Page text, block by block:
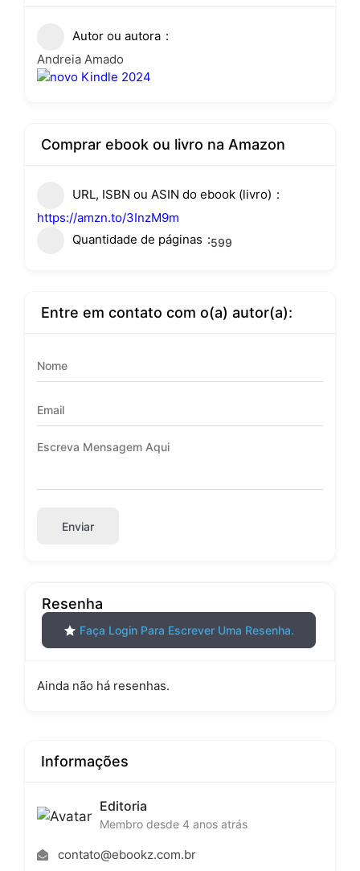
Autor ou autora
Andreia Amado
Comprar ebook ou livro na Amazon
URL, ISBN ou ASIN do ebook (livro)
https://amzn.to/3InzM9m
Quantidade de páginas
599
Entre em contato com o(a) autor(a):
Enviar
Resenha
Faça Login Para Escrever Uma Resenha.
Ainda não há resenhas.
Informações
Editoria
Membro desde 4 anos atrás
contato@ebookz.com.br